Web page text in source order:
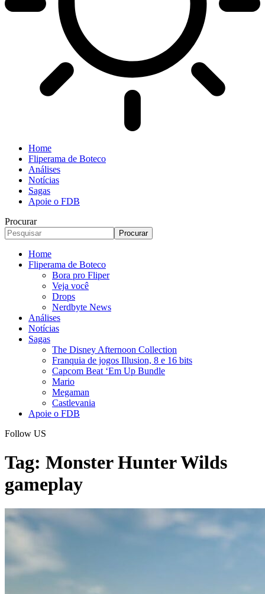
Home
Fliperama de Boteco
Análises
Notícias
Sagas
Apoie o FDB
Procurar
Home
Fliperama de Boteco
Bora pro Fliper
Veja você
Drops
Nerdbyte News
Análises
Notícias
Sagas
The Disney Afternoon Collection
Franquia de jogos Illusion, 8 e 16 bits
Capcom Beat ‘Em Up Bundle
Mario
Megaman
Castlevania
Apoie o FDB
Follow US
Tag: Monster Hunter Wilds
gameplay